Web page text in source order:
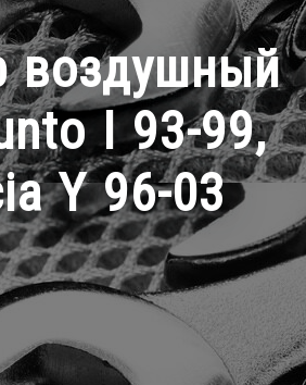
воздушный
I 93-99,
Y 96-03